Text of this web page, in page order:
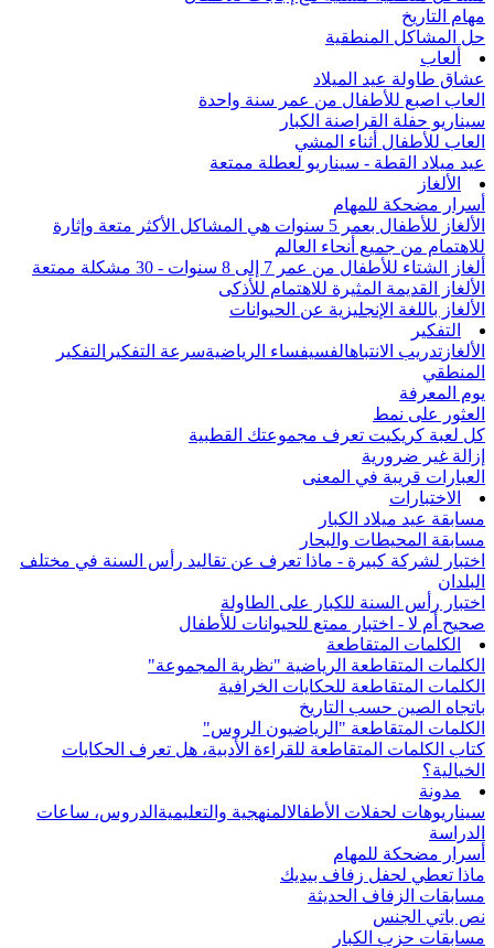
مهام التاريخ
حل المشاكل المنطقية
ألعاب
عشاق طاولة عيد الميلاد
العاب اصبع للأطفال من عمر سنة واحدة
سيناريو حفلة القراصنة الكبار
العاب للأطفال أثناء المشي
عيد ميلاد القطة - سيناريو لعطلة ممتعة
الألغاز
أسرار مضحكة للمهام
الألغاز للأطفال بعمر 5 سنوات هي المشاكل الأكثر متعة وإثارة
للاهتمام من جميع أنحاء العالم
ألغاز الشتاء للأطفال من عمر 7 إلى 8 سنوات - 30 مشكلة ممتعة
الألغاز القديمة المثيرة للاهتمام للأذكى
الألغاز باللغة الإنجليزية عن الحيوانات
التفكير
الألغاز تدريب الانتباهالفسيفساء الرياضيةسرعة التفكير التفكير
المنطقي
يوم المعرفة
العثور على نمط
كل لعبة كريكيت تعرف مجموعتك القطبية
إزالة غير ضرورية
العبارات قريبة في المعنى
الاختبارات
مسابقة عيد ميلاد الكبار
مسابقة المحيطات والبحار
اختبار لشركة كبيرة - ماذا تعرف عن تقاليد رأس السنة في مختلف
البلدان
اختبار رأس السنة للكبار على الطاولة
صحيح أم لا - اختبار ممتع للحيوانات للأطفال
الكلمات المتقاطعة
الكلمات المتقاطعة الرياضية "نظرية المجموعة"
الكلمات المتقاطعة للحكايات الخرافية
باتجاه الصين حسب التاريخ
الكلمات المتقاطعة "الرياضيون الروس"
كتاب الكلمات المتقاطعة للقراءة الأدبية، هل تعرف الحكايات
الخيالية؟
مدونة
سيناريوهات لحفلات الأطفالالمنهجية والتعليمية الدروس، ساعات
الدراسة
أسرار مضحكة للمهام
ماذا تعطي لحفل زفاف بيديك
مسابقات الزفاف الحديثة
نص باتي الجنس
مسابقات حزب الكبار